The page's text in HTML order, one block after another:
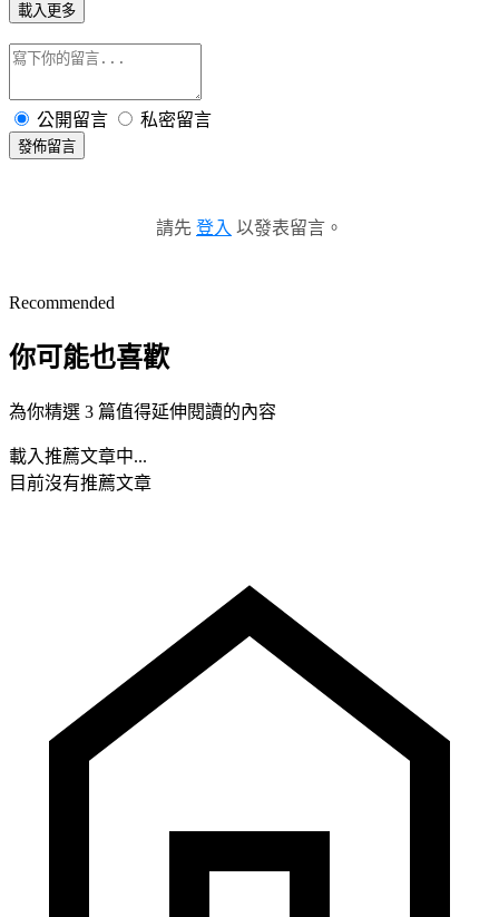
載入更多
公開留言 私密留言
發佈留言
請先 登入 以發表留言。
Recommended
你可能也喜歡
為你精選 3 篇值得延伸閱讀的內容
載入推薦文章中...
目前沒有推薦文章